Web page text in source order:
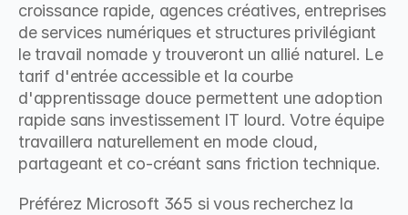
croissance rapide, agences créatives, entreprises
de services numériques et structures privilégiant
le travail nomade y trouveront un allié naturel. Le
tarif d'entrée accessible et la courbe
d'apprentissage douce permettent une adoption
rapide sans investissement IT lourd. Votre équipe
travaillera naturellement en mode cloud,
partageant et co-créant sans friction technique.
Préférez Microsoft 365 si vous recherchez la